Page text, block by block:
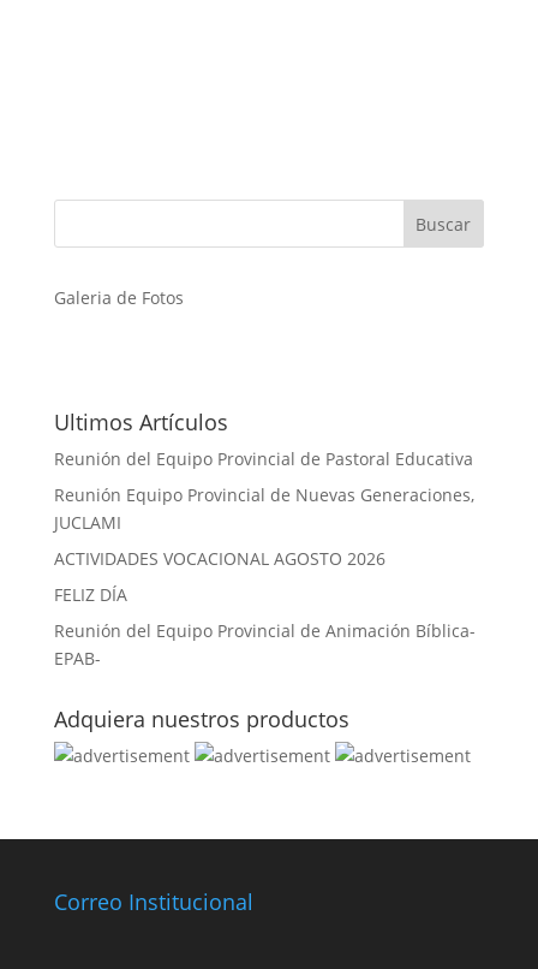
Galeria de Fotos
Ultimos Artículos
Reunión del Equipo Provincial de Pastoral Educativa
Reunión Equipo Provincial de Nuevas Generaciones,
JUCLAMI
ACTIVIDADES VOCACIONAL AGOSTO 2026
FELIZ DÍA
Reunión del Equipo Provincial de Animación Bíblica-
EPAB-
Adquiera nuestros productos
Correo Institucional